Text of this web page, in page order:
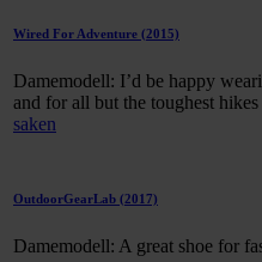
Wired For Adventure (2015)
Damemodell: I’d be happy
and for all but the toughest
saken
OutdoorGearLab (2017)
Damemodell: A great shoe for